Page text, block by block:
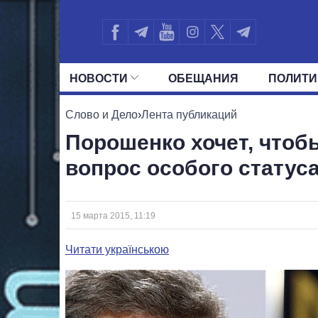
НОВОСТИ ОБЕЩАНИЯ
ВСЕ ПОЛИТИКИ
Слово и Дело›Лента публикаций
Порошенко хочет,
вопрос особого
15 марта 2015, 11:19
Читати українською